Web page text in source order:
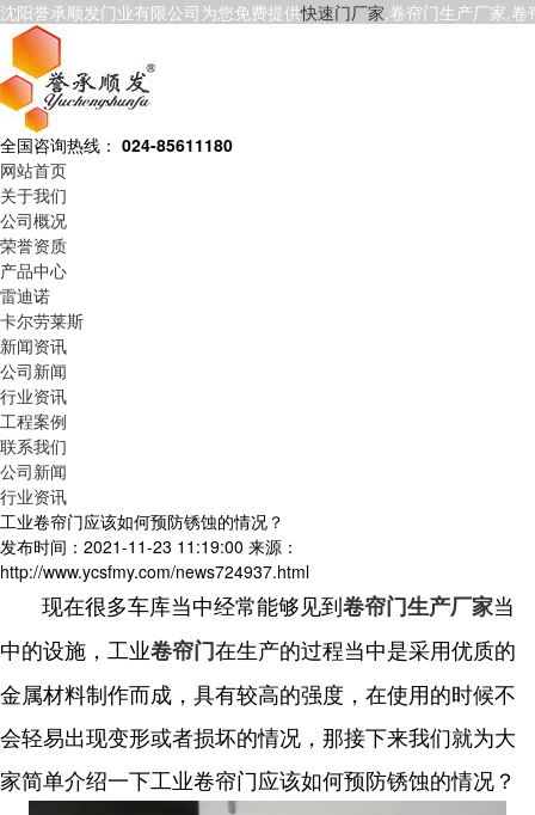
沈阳誉承顺发门业有限公司为您免费提供快速门厂家,卷帘门生产厂家,
全国咨询热线： 024-85611180
网站首页
关于我们
公司概况
荣誉资质
产品中心
雷迪诺
卡尔劳莱斯
新闻资讯
公司新闻
行业资讯
工程案例
联系我们
公司新闻
行业资讯
工业卷帘门应该如何预防锈蚀的情况？
发布时间：2021-11-23 11:19:00 来源：
http://www.ycsfmy.com/news724937.html
现在很多车库当中经常能够见到卷帘门生产厂家当
中的设施，工业卷帘门在生产的过程当中是采用优质的
金属材料制作而成，具有较高的强度，在使用的时候不
会轻易出现变形或者损坏的情况，那接下来我们就为大
家简单介绍一下工业卷帘门应该如何预防锈蚀的情况？